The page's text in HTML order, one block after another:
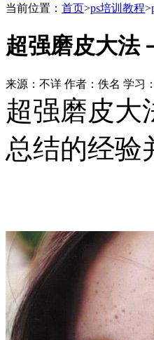
当前位置： 首页>ps培训教程>
超强磨皮大法
来源：不详 作者：佚名 学习：
超强磨皮大
总结的经验